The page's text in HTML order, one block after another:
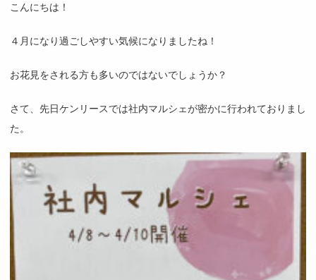
こんにちは！
４月になり過ごしやすい気候になりましたね！
お花見をされる方も多いのではないでしょうか？
さて、先日ケンリースでは社内マルシェが密かに行われておりまし
た。